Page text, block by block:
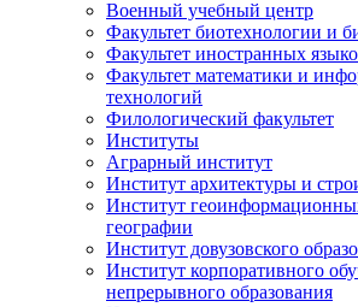
Военный учебный центр
Факультет биотехнологии и
Факультет иностранных
Факультет математики и
технологий
Филологический факультет
Институты
Аграрный институт
Институт архитектуры и
Институт
географии
Институт довузовского
Институт корпоративного
непрерывного образования